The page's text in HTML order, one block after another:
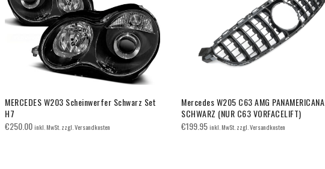
MERCEDES W203 Scheinwerfer Schwarz Set
H7
€250.00inkl. MwSt. zzgl. Versandkosten
Mercedes W205 C63 AMG PANAMERICANA
SCHWARZ (NUR C63 VORFACELIFT)
€199.95inkl. MwSt. zzgl. Versandkosten